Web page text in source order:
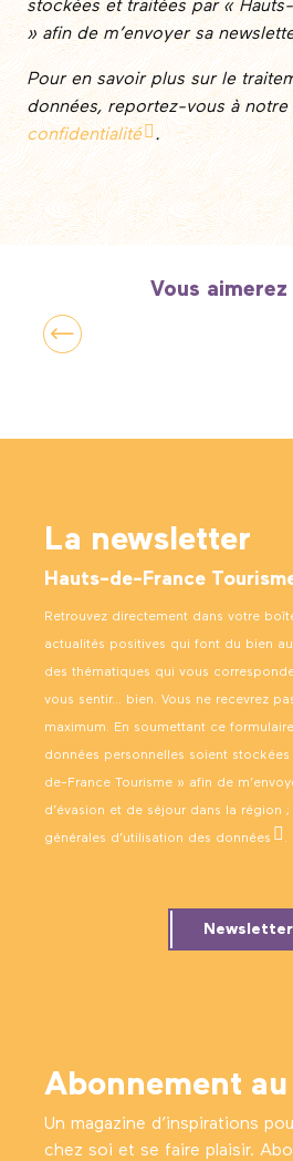
stockées et traitées par «
» afin de m’envoyer sa
Pour en savoir plus sur le
données, reportez-vous à notre
confidentialité
.
Vous aimerez
Guides pratiques
La newsletter
Hauts-de-France
Retrouvez directement dans votre
actualités positives qui font du bien
des thématiques qui vous
vous sentir… bien. Vous ne recevrez
maximum. En soumettant ce
données personnelles soient
de-France Tourisme » afin de
d’évasion et de séjour dans la région ;
générales d’utilisation des données .
Newsletter
Abonnement
Un magazine d’inspirations
chez soi et se faire plaisir.